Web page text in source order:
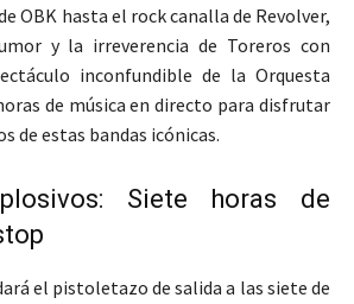
OBK hasta el rock canalla de Revolver,
y la irreverencia de Toreros con
inconfundible de la Orquesta
de música en directo para disfrutar
de estas bandas icónicas.
Siete horas de
el pistoletazo de salida a las siete de